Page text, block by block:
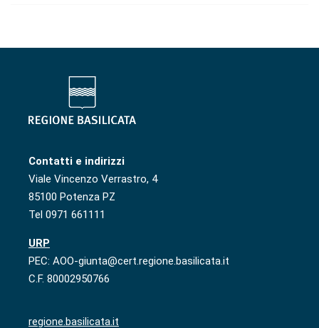
Contatti e indirizzi
Viale Vincenzo Verrastro, 4
85100 Potenza PZ
Tel 0971 661111
URP
PEC: AOO-giunta@cert.regione.basilicata.it
C.F. 80002950766
regione.basilicata.it